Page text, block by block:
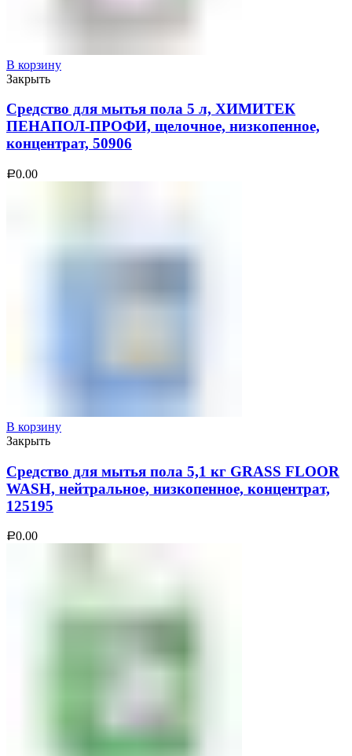
В корзину
Закрыть
Средство для мытья пола 5 л, ХИМИТЕК
ПЕНАПОЛ-ПРОФИ, щелочное, низкопенное,
концентрат, 50906
Р0.00
В корзину
Закрыть
Средство для мытья пола 5,1 кг GRASS FLOOR
WASH, нейтральное, низкопенное, концентрат,
125195
Р0.00